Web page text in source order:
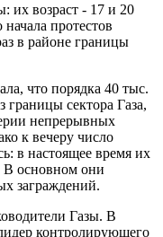
их возраст - 17 и 20
протестов
в районе границы
что порядка 40 тыс.
границы сектора Газа,
непрерывных
к вечеру число
в настоящее время их
В основном они
заграждений.
Газы. В
контролирующего